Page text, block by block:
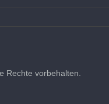
Rechte vorbehalten.